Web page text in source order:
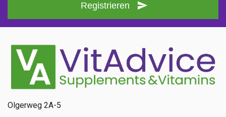
Registrieren
Olgerweg 2A-5